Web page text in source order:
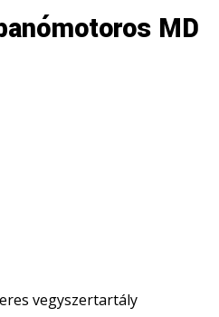
MD
vegyszertartály